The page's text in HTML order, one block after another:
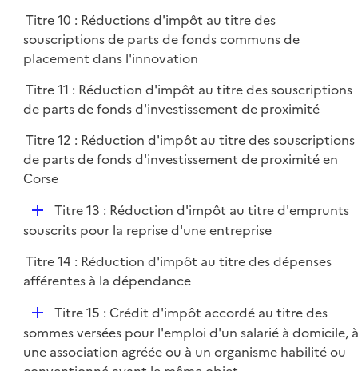
Titre 10 : Réductions d'impôt au titre des
souscriptions de parts de fonds communs de
placement dans l'innovation
Titre 11 : Réduction d'impôt au titre des souscriptions
de parts de fonds d'investissement de proximité
Titre 12 : Réduction d'impôt au titre des souscriptions
de parts de fonds d'investissement de proximité en
Corse
D
é
l
i
Titre 13 : Réduction d'impôt au titre d'emprunts
souscrits pour la reprise d'une entreprise
Titre 14 : Réduction d'impôt au titre des dépenses
afférentes à la dépendance
D
é
p
Titre 15 : Crédit d'impôt accordé au titre des
sommes versées pour l'emploi d'un salarié à domicile, à
une association agréée ou à un organisme habilité ou